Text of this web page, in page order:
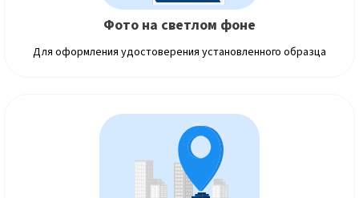
Фото на светлом фоне
Для оформления удостоверения установленного образца